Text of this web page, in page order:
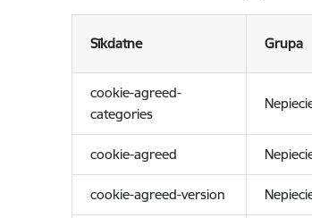
Sīkdatne Grupa
cookie-agreed-
categories
cookie-agreed
cookie-agreed-version